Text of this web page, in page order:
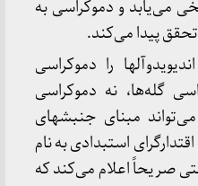
می‌یابد و دموکراسی به
پیدا می‌کند.
را دموکراسی
گله‌ها، نه دموکراسی
مبنای جنبشهای
استبدادی به نام
صریحاً اعلام می‌کند که